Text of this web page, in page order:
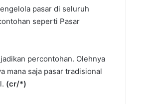
pasar di seluruh
seperti Pasar
percontohan. Olehnya
mana saja pasar tradisional
(cr/*)